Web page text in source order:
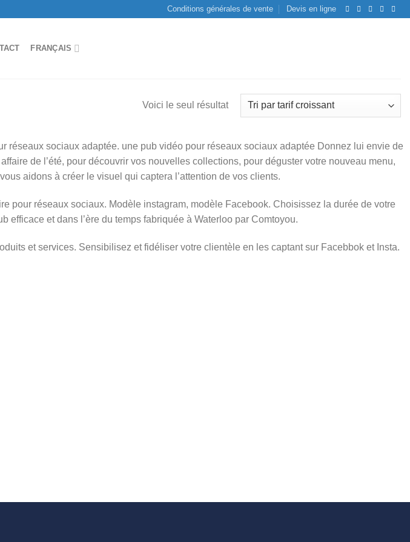
Conditions générales de vente Devis en ligne
FRANÇAIS
Voici le seul résultat
réseaux sociaux adaptée. une pub vidéo pour réseaux sociaux adaptée Donnez lui envie de
de l’été, pour découvrir vos nouvelles collections, pour déguster votre nouveau menu,
aidons à créer le visuel qui captera l’attention de vos clients.
pour réseaux sociaux. Modèle instagram, modèle Facebook. Choisissez la durée de votre
efficace et dans l’ère du temps fabriquée à Waterloo par Comtoyou.
et services. Sensibilisez et fidéliser votre clientèle en les captant sur Facebbok et Insta.